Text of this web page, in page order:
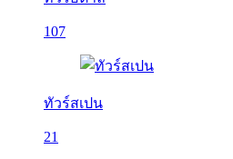
107
ทัวร์สเปน
21